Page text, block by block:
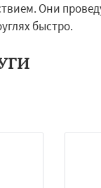
Они
быстро.